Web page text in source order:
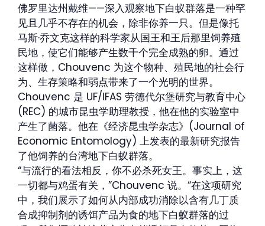
佛罗里达州戴维——深入观察地下白蚁群落是一种罕
见且几乎不存在的机会，除非你养一只。但是像托
马斯·乔文克这样的科学家从国王和王后那里饲养殖
民地，使它们能够产生数千个完全成熟的卵。通过
这样做，Chouvenc 为这个物种、殖民地的社会行
为、生存策略和弱点带来了一个光明的世界。
Chouvenc 是 UF/IFAS 劳德代尔堡研究与教育中心
(REC) 的城市昆虫学助理教授，他在他的实验室中
产生了菌落。他在《经济昆虫学杂志》(Journal of
Economic Entomology) 上发表的最新研究报告
了他饲养的台湾地下白蚁群落。
“与流行的看法相反，你不必杀死女王。事实上，这
一切都与鸡蛋有关，”Chouvenc 说。“在这项研究
中，我们展示了如何从内部成功消除以含有几丁质
合成抑制剂的诱饵产品为食的地下白蚁群落的过